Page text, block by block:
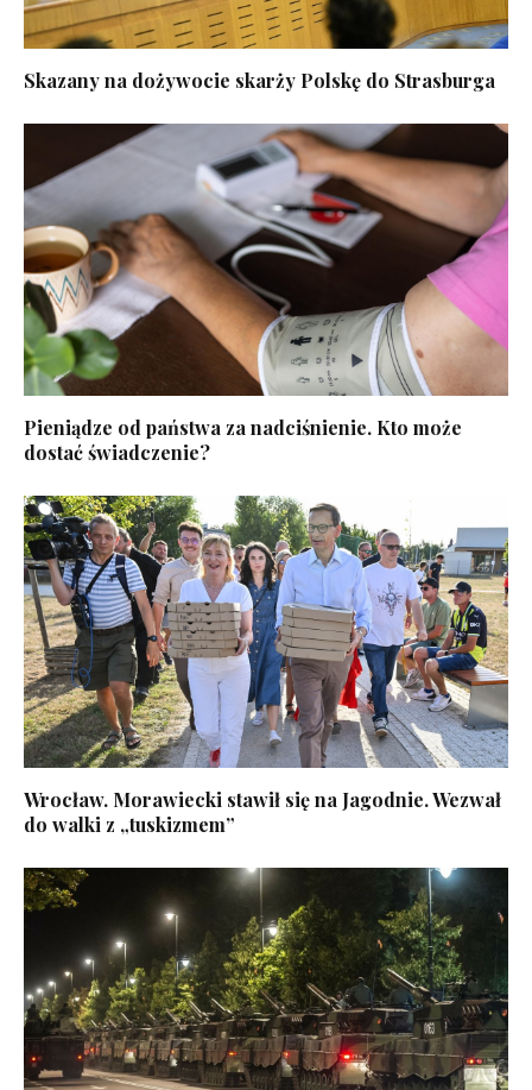
Skazany na dożywocie skarży Polskę do Strasburga
Pieniądze od państwa za nadciśnienie. Kto może
dostać świadczenie?
Wrocław. Morawiecki stawił się na Jagodnie. Wezwał
do walki z „tuskizmem”